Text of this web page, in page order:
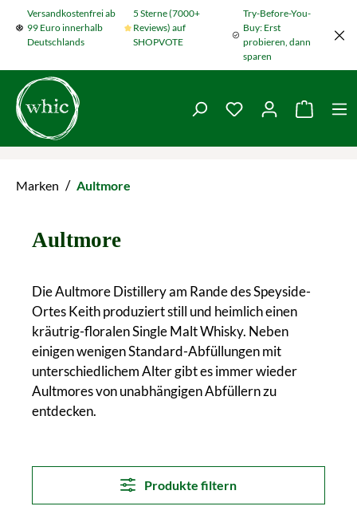
Zum Hauptinhalt springen
Versandkostenfrei ab
99 Euro innerhalb
Deutschlands
5 Sterne (7000+
Reviews) auf
SHOPVOTE
Try-Before-You-
Buy: Erst
probieren, dann
sparen
Du hast 0
Marken / Aultmore
Aultmore
Die Aultmore Distillery am Rande des Speyside-
Ortes Keith produziert still und heimlich einen
kräutrig-floralen Single Malt Whisky. Neben
einigen wenigen Standard-Abfüllungen mit
unterschiedlichem Alter gibt es immer wieder
Aultmores von unabhängigen Abfüllern zu
entdecken.
Produkte filtern